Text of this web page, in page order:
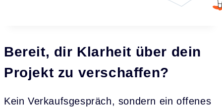
Bereit, dir Klarheit über dein
Projekt zu verschaffen?
Kein Verkaufsgespräch, sondern ein offenes